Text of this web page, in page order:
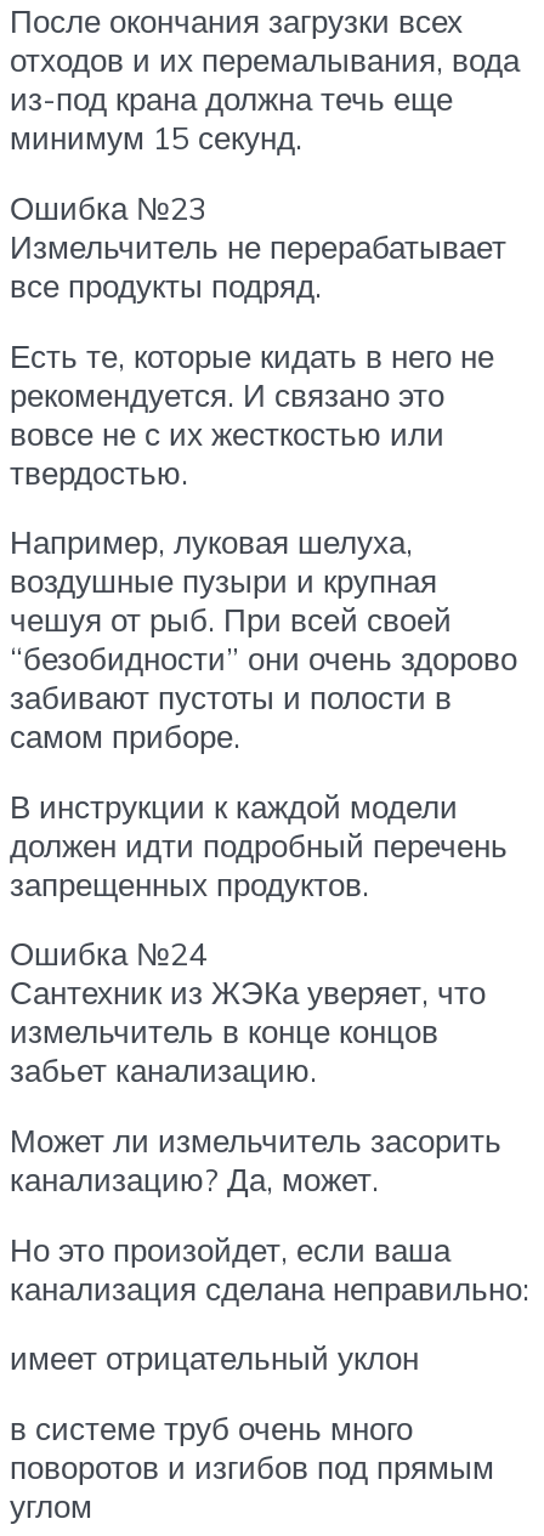
После окончания загрузки всех
отходов и их перемалывания, вода
из-под крана должна течь еще
минимум 15 секунд.
Ошибка №23
Измельчитель не перерабатывает
все продукты подряд.
Есть те, которые кидать в него не
рекомендуется. И связано это
вовсе не с их жесткостью или
твердостью.
Например, луковая шелуха,
воздушные пузыри и крупная
чешуя от рыб. При всей своей
“безобидности” они очень здорово
забивают пустоты и полости в
самом приборе.
В инструкции к каждой модели
должен идти подробный перечень
запрещенных продуктов.
Ошибка №24
Сантехник из ЖЭКа уверяет, что
измельчитель в конце концов
забьет канализацию.
Может ли измельчитель засорить
канализацию? Да, может.
Но это произойдет, если ваша
канализация сделана неправильно:
имеет отрицательный уклон
в системе труб очень много
поворотов и изгибов под прямым
углом